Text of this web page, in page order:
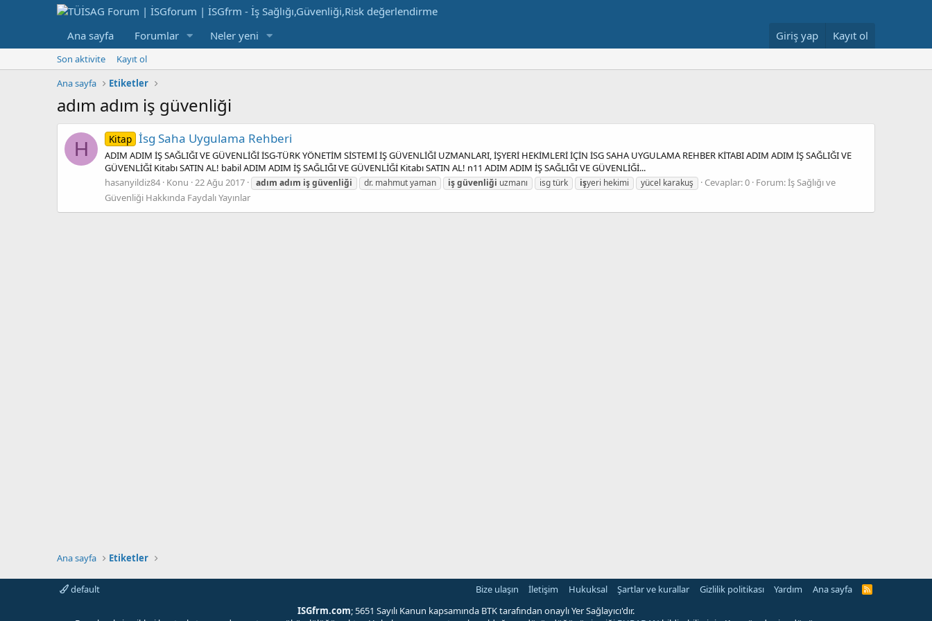
Ana sayfa Forumlar Neler yeni Giriş yap Kayıt ol
Son aktivite
Kayıt ol
Ana sayfa
Etiketler
adım adım iş güvenliği
H Kitap İsg Saha Uygulama Rehberi
ADIM ADIM İŞ SAĞLIĞI VE GÜVENLİĞİ İSG-TÜRK YÖNETİM SİSTEMİ İŞ GÜVENLİĞİ UZMANLARI, İŞYERİ HEKİMLERİ İÇİN İSG SAHA UYGULAMA REHBER KİTABI ADIM ADIM İŞ SAĞLIĞI VE
GÜVENLİĞİ Kitabı SATIN AL! babil ADIM ADIM İŞ SAĞLIĞI VE GÜVENLİĞİ Kitabı SATIN AL! n11 ADIM ADIM İŞ SAĞLIĞI VE GÜVENLİĞİ...
hasanyildiz84 Konu 22 Ağu 2017 adım adım işgüvenliği dr. mahmut yaman işgüvenliği uzmanı isg türk işyeri hekimi yücel karakuş Cevaplar: 0 Forum:İş Sağlığı ve
Güvenliği Hakkında Faydalı Yayınlar
Ana sayfa Etiketler
default Bize ulaşın İletişim Hukuksal Şartlar ve kurallar Gizlilik politikası Yardım Ana sayfa
R
ISGfrm.com; 5651 Sayılı Kanun kapsamında BTK tarafından onaylı Yer Sağlayıcı'dır.